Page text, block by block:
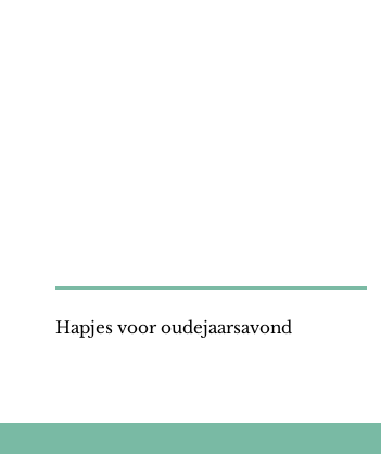
Hapjes voor oudejaarsavond